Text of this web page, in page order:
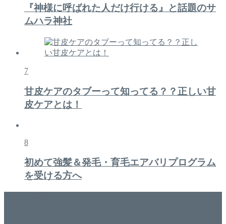
『神様に呼ばれた人だけ行ける』と話題のサ
ムハラ神社
7
甘皮ケアのタブーって知ってる？？正しい甘
皮ケアとは！
8
初めて強髪＆発毛・育毛エアバリプログラム
を受ける方へ